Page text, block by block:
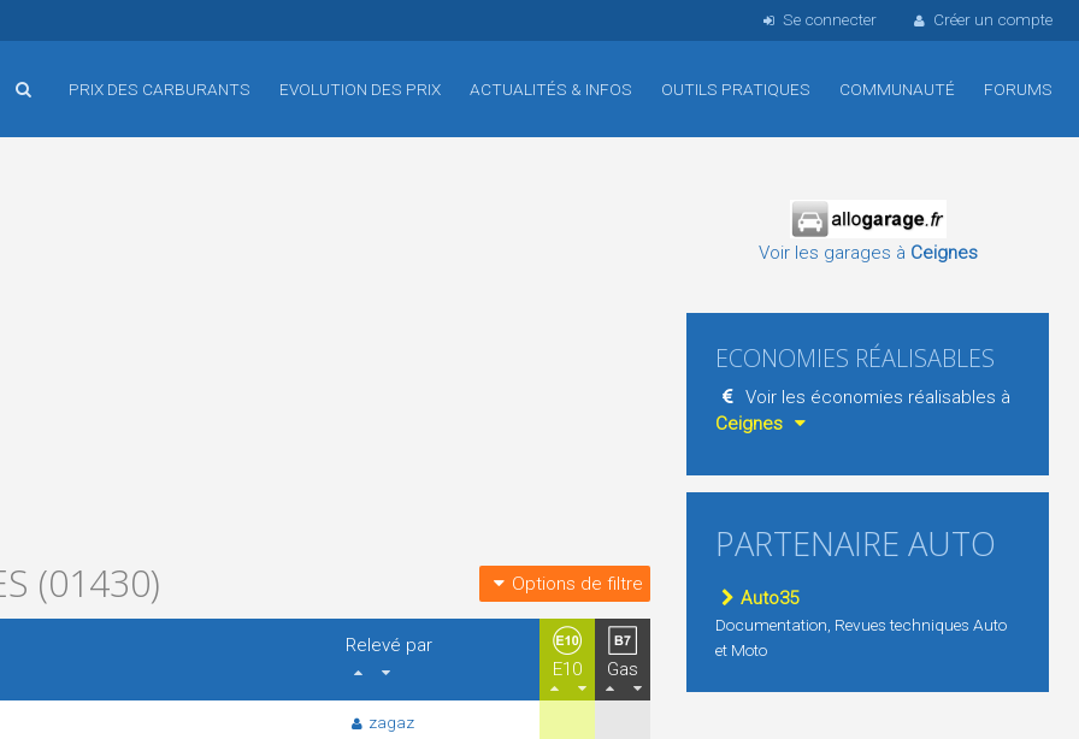
Se connecter Créer un compte
PRIX DES CARBURANTS EVOLUTION DES PRIX ACTUALITÉS & INFOS OUTILS PRATIQUES COMMUNAUTÉ FORUMS
(01430) Options de filtre
Relevé par
E10
Gas
zagaz
Voir les garages à Ceignes
ECONOMIES RÉALISABLES
Voir les économies réalisables à
Ceignes
PARTENAIRE AUTO
Auto35
Documentation, Revues techniques Auto
et Moto